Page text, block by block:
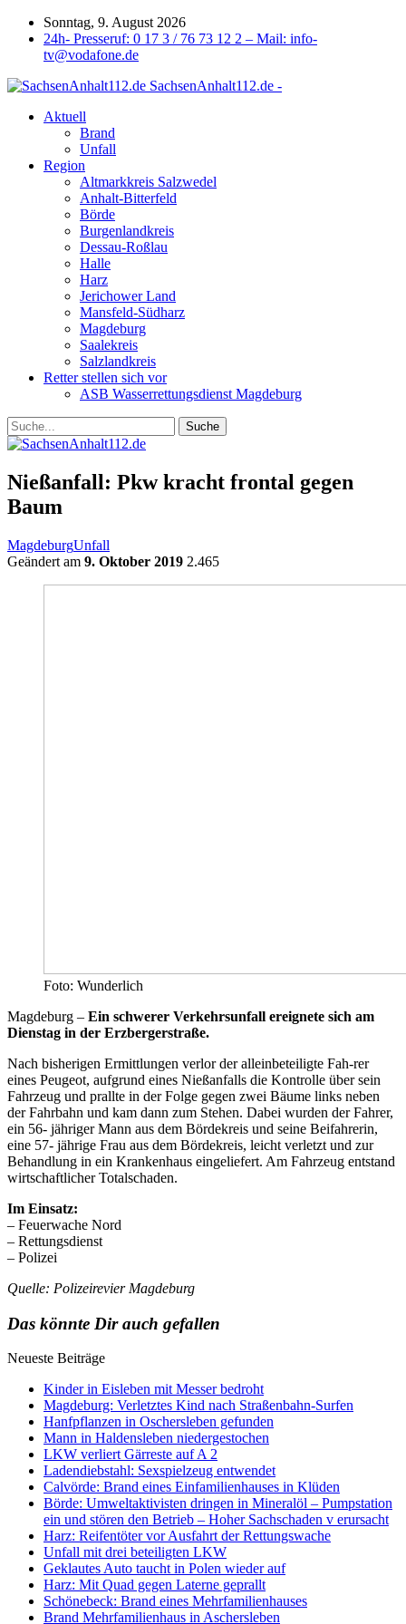
Sonntag, 9. August 2026
24h- Presseruf: 0 17 3 / 76 73 12 2 – Mail: info-
tv@vodafone.de
SachsenAnhalt112.de -
Aktuell
Brand
Unfall
Region
Altmarkkreis Salzwedel
Anhalt-Bitterfeld
Börde
Burgenlandkreis
Dessau-Roßlau
Halle
Harz
Jerichower Land
Mansfeld-Südharz
Magdeburg
Saalekreis
Salzlandkreis
Retter stellen sich vor
ASB Wasserrettungsdienst Magdeburg
Nießanfall: Pkw kracht frontal gegen
Baum
MagdeburgUnfall
Geändert am 9. Oktober 2019 2.465
Foto: Wunderlich
Magdeburg – Ein schwerer Verkehrsunfall ereignete sich am
Dienstag in der Erzbergerstraße.
Nach bisherigen Ermittlungen verlor der alleinbeteiligte Fah-rer
eines Peugeot, aufgrund eines Nießanfalls die Kontrolle über sein
Fahrzeug und prallte in der Folge gegen zwei Bäume links neben
der Fahrbahn und kam dann zum Stehen. Dabei wurden der Fahrer,
ein 56- jähriger Mann aus dem Bördekreis und seine Beifahrerin,
eine 57- jährige Frau aus dem Bördekreis, leicht verletzt und zur
Behandlung in ein Krankenhaus eingeliefert. Am Fahrzeug entstand
wirtschaftlicher Totalschaden.
Im Einsatz:
– Feuerwache Nord
– Rettungsdienst
– Polizei
Quelle: Polizeirevier Magdeburg
Das könnte Dir auch gefallen
Neueste Beiträge
Kinder in Eisleben mit Messer bedroht
Magdeburg: Verletztes Kind nach Straßenbahn-Surfen
Hanfpflanzen in Oschersleben gefunden
Mann in Haldensleben niedergestochen
LKW verliert Gärreste auf A 2
Ladendiebstahl: Sexspielzeug entwendet
Calvörde: Brand eines Einfamilienhauses in Klüden
Börde: Umweltaktivisten dringen in Mineralöl – Pumpstation
ein und stören den Betrieb – Hoher Sachschaden v erursacht
Harz: Reifentöter vor Ausfahrt der Rettungswache
Unfall mit drei beteiligten LKW
Geklautes Auto taucht in Polen wieder auf
Harz: Mit Quad gegen Laterne geprallt
Schönebeck: Brand eines Mehrfamilienhauses
Brand Mehrfamilienhaus in Aschersleben